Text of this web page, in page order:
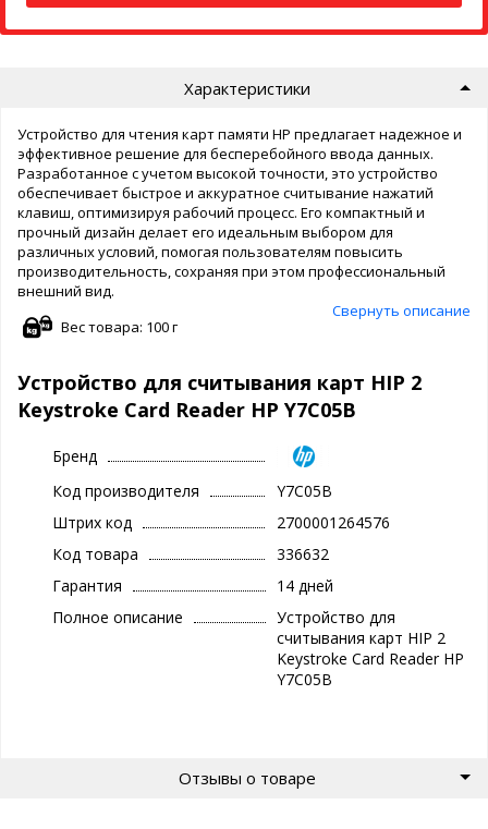
Характеристики
Устройство для чтения карт памяти HP предлагает надежное и
эффективное решение для бесперебойного ввода данных.
Разработанное с учетом высокой точности, это устройство
обеспечивает быстрое и аккуратное считывание нажатий
клавиш, оптимизируя рабочий процесс. Его компактный и
прочный дизайн делает его идеальным выбором для
различных условий, помогая пользователям повысить
производительность, сохраняя при этом профессиональный
внешний вид.
Свернуть описание
Вес товара: 100 г
Устройство для считывания карт HIP 2
Keystroke Card Reader HP Y7C05B
Бренд
Код производителя
Y7C05B
Штрих код
2700001264576
Код товара
336632
Гарантия
14 дней
Полное описание
Устройство для
считывания карт HIP 2
Keystroke Card Reader HP
Y7C05B
Отзывы о товаре